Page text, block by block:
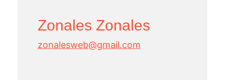
ELECCIONES 2023Zonales Zonales
zonalesweb@gmail.com